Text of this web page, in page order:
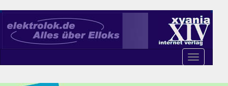
Toggle
navigation